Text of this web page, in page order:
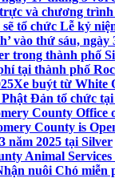
và chương trình
tổ chức Lễ kỷ
vào thứ sáu, ngày
trong thành phố
tại thành phố
Xe buýt từ White
Đản tổ chức
County Office
County is
năm 2025 tại Silver
Animal
nuôi Chó miễn